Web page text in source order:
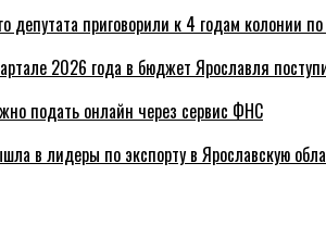
депутата приговорили к 4 годам колонии
2026 года в бюджет Ярославля
подать онлайн через сервис ФНС
в лидеры по экспорту в Ярославскую